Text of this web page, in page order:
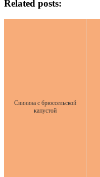
Related posts:
Свинина с брюссельской
капустой